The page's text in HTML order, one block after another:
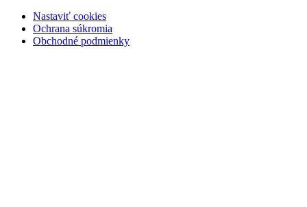
Nastaviť cookies
Ochrana súkromia
Obchodné podmienky